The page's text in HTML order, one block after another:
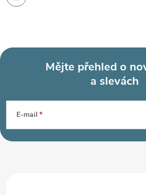
p
Mějte přehled o
a slevách
E-mail